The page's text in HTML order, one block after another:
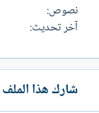
نصوص
آخر تحديث
شارك هذا الملف